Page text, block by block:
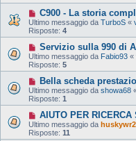
C900 - La storia
Ultimo messaggio da TurboS «
Risposte: 4
Servizio sulla 990 di
Ultimo messaggio da Fabio93 «
Risposte: 5
Bella scheda
Ultimo messaggio da showa68
Risposte: 1
AIUTO PER
Ultimo messaggio da
Risposte: 11